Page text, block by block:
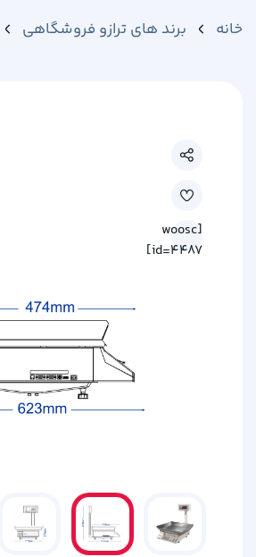
خانه برند های ترازو فروشگاهی
[woosc
id=4487]